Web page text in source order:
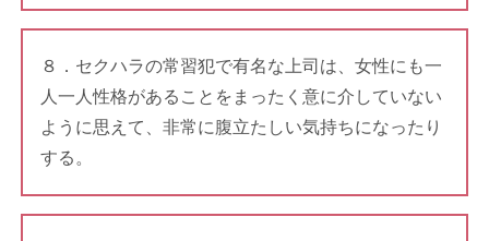
８．セクハラの常習犯で有名な上司は、女性にも一
人一人性格があることをまったく意に介していない
ように思えて、非常に腹立たしい気持ちになったり
する。